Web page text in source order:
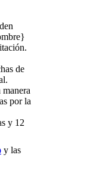
de
por la
y 12
y las